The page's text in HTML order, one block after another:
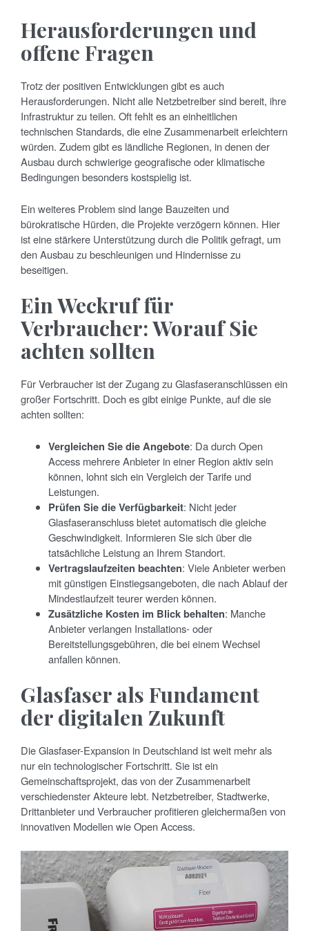
Herausforderungen und
offene Fragen
Trotz der positiven Entwicklungen gibt es auch
Herausforderungen. Nicht alle Netzbetreiber sind bereit, ihre
Infrastruktur zu teilen. Oft fehlt es an einheitlichen
technischen Standards, die eine Zusammenarbeit erleichtern
würden. Zudem gibt es ländliche Regionen, in denen der
Ausbau durch schwierige geografische oder klimatische
Bedingungen besonders kostspielig ist.
Ein weiteres Problem sind lange Bauzeiten und
bürokratische Hürden, die Projekte verzögern können. Hier
ist eine stärkere Unterstützung durch die Politik gefragt, um
den Ausbau zu beschleunigen und Hindernisse zu
beseitigen.
Ein Weckruf für
Verbraucher: Worauf Sie
achten sollten
Für Verbraucher ist der Zugang zu Glasfaseranschlüssen ein
großer Fortschritt. Doch es gibt einige Punkte, auf die sie
achten sollten:
Vergleichen Sie die Angebote: Da durch Open
Access mehrere Anbieter in einer Region aktiv sein
können, lohnt sich ein Vergleich der Tarife und
Leistungen.
Prüfen Sie die Verfügbarkeit: Nicht jeder
Glasfaseranschluss bietet automatisch die gleiche
Geschwindigkeit. Informieren Sie sich über die
tatsächliche Leistung an Ihrem Standort.
Vertragslaufzeiten beachten: Viele Anbieter werben
mit günstigen Einstiegsangeboten, die nach Ablauf der
Mindestlaufzeit teurer werden können.
Zusätzliche Kosten im Blick behalten: Manche
Anbieter verlangen Installations- oder
Bereitstellungsgebühren, die bei einem Wechsel
anfallen können.
Glasfaser als Fundament
der digitalen Zukunft
Die Glasfaser-Expansion in Deutschland ist weit mehr als
nur ein technologischer Fortschritt. Sie ist ein
Gemeinschaftsprojekt, das von der Zusammenarbeit
verschiedenster Akteure lebt. Netzbetreiber, Stadtwerke,
Drittanbieter und Verbraucher profitieren gleichermaßen von
innovativen Modellen wie Open Access.